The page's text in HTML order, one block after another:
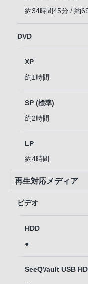
約34時間45分 / 約
DVD
XP
約1時間
SP (標準)
約2時間
LP
約4時間
再生対応メディア
ビデオ
HDD
●
SeeQVault USB